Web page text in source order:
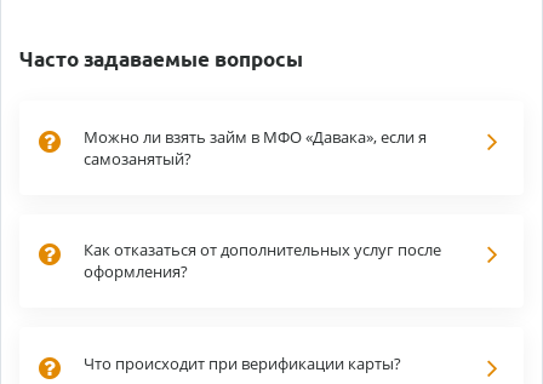
Часто задаваемые вопросы
Можно ли взять займ в МФО «Давака», если я
самозанятый?
Как отказаться от дополнительных услуг после
оформления?
Что происходит при верификации карты?